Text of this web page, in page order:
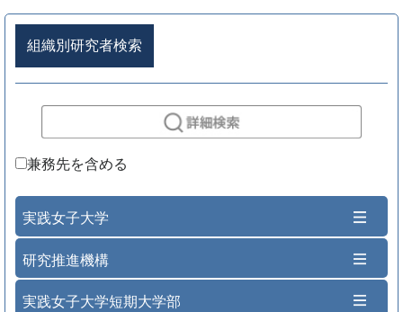
組織別研究者検索
兼務先を含める
実践女子大学
研究推進機構
実践女子大学短期大学部